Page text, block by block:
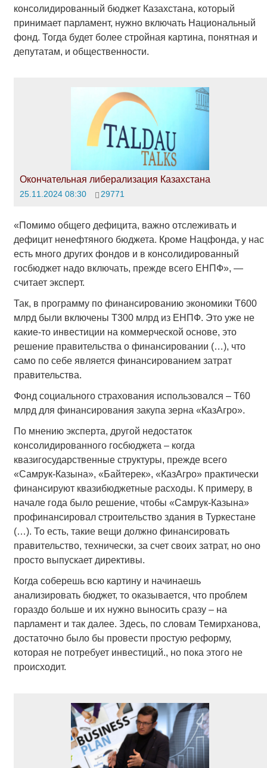
консолидированный бюджет Казахстана, который
принимает парламент, нужно включать Национальный
фонд. Тогда будет более стройная картина, понятная и
депутатам, и общественности.
Окончательная либерализация Казахстана
25.11.2024 08:30 29771
«Помимо общего дефицита, важно отслеживать и
дефицит ненефтяного бюджета. Кроме Нацфонда, у нас
есть много других фондов и в консолидированный
госбюджет надо включать, прежде всего ЕНПФ», —
считает эксперт.
Так, в программу по финансированию экономики Т600
млрд были включены Т300 млрд из ЕНПФ. Это уже не
какие-то инвестиции на коммерческой основе, это
решение правительства о финансировании (…), что
само по себе является финансированием затрат
правительства.
Фонд социального страхования использовался – Т60
млрд для финансирования закупа зерна «КазАгро».
По мнению эксперта, другой недостаток
консолидированного госбюджета – когда
квазигосударственные структуры, прежде всего
«Самрук-Казына», «Байтерек», «КазАгро» практически
финансируют квазибюджетные расходы. К примеру, в
начале года было решение, чтобы «Самрук-Казына»
профинансировал строительство здания в Туркестане
(…). То есть, такие вещи должно финансировать
правительство, технически, за счет своих затрат, но оно
просто выпускает директивы.
Когда соберешь всю картину и начинаешь
анализировать бюджет, то оказывается, что проблем
гораздо больше и их нужно выносить сразу – на
парламент и так далее. Здесь, по словам Темирханова,
достаточно было бы провести простую реформу,
которая не потребует инвестиций., но пока этого не
происходит.